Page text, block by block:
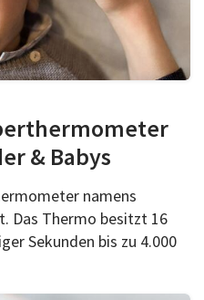
& Babys
namens
Das Thermo besitzt 16
Sekunden bis zu 4.000